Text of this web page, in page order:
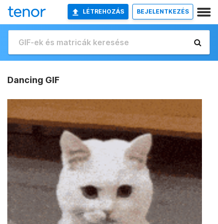
LÉTREHOZÁS BEJELENTKEZÉS
Dancing GIF